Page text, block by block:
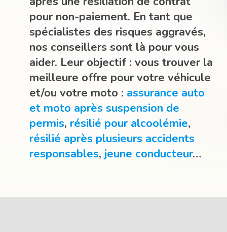
pour non-paiement. En tant que
spécialistes des risques aggravés,
nos conseillers sont là pour vous
aider. Leur objectif : vous trouver la
meilleure offre pour votre véhicule
et/ou votre moto : assurance auto
et moto après suspension de
permis, résilié pour alcoolémie,
résilié après plusieurs accidents
responsables,jeune conducteur…